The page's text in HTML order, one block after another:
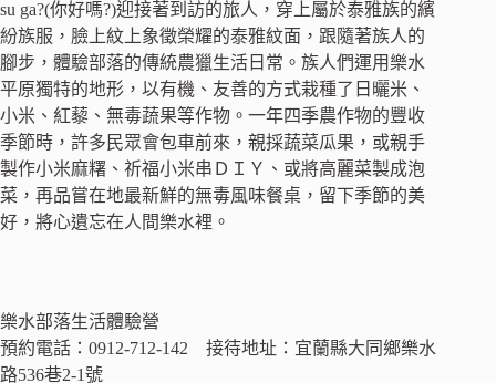
su ga?(你好嗎?)迎接著到訪的旅人，穿上屬於泰雅族的繽
紛族服，臉上紋上象徵榮耀的泰雅紋面，跟隨著族人的
腳步，體驗部落的傳統農獵生活日常。族人們運用樂水
平原獨特的地形，以有機、友善的方式栽種了日曬米、
小米、紅藜、無毒蔬果等作物。一年四季農作物的豐收
季節時，許多民眾會包車前來，親採蔬菜瓜果，或親手
製作小米麻糬、祈福小米串ＤＩＹ、或將高麗菜製成泡
菜，再品嘗在地最新鮮的無毒風味餐桌，留下季節的美
好，將心遺忘在人間樂水裡。
樂水部落生活體驗營
預約電話：0912-712-142 接待地址：宜蘭縣大同鄉樂水
路536巷2-1號